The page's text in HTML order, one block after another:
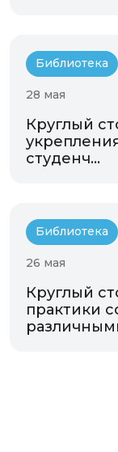
Библиотека
28 мая
Круглый
студенч...
Библиотека
26 мая
Круглый
практики